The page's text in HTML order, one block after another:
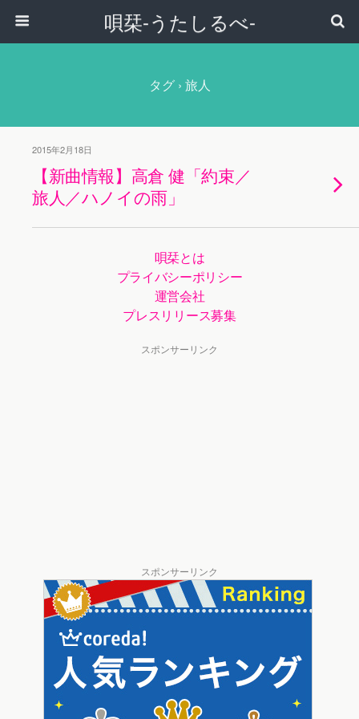
唄栞-うたしるべ-
タグ › 旅人
2015年2月18日
【新曲情報】高倉 健「約束／
旅人／ハノイの雨」
唄栞とは
プライバシーポリシー
運営会社
プレスリリース募集
スポンサーリンク
スポンサーリンク